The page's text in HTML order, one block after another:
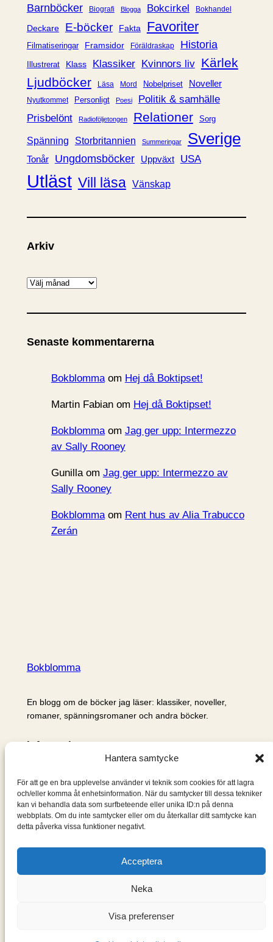
Hantera samtycke
För att ge en bra upplevelse använder vi teknik som cookies för att lagra
och/eller komma åt enhetsinformation. När du samtycker till dessa tekniker
kan vi behandla data som surfbeteende eller unika ID:n på denna
webbplats. Om du inte samtycker eller om du återkallar ditt samtycke kan
detta påverka vissa funktioner negativt.
Acceptera
Neka
Visa preferenser
r
i
Barnböcker Biografi Blogga Bokcirkel Bokhandel
Deckare E-böcker Fakta Favoriter
Filmatiseringar Framsidor Föräldraskap Historia
Illustrerat Klass Klassiker Kvinnors liv Kärlek
Ljudböcker
Läsa Mord Nobelpriset Noveller
Nyutkommet Personligt Poesi
Politik & samhälle
Prisbelönt
Radioföljetongen Relationer Sorg
Spänning Storbritannien Summeringar Sverige
Tonår Ungdomsböcker Uppväxt USA
Utläst Vill läsa Vänskap
Arkiv
A
k
v
Senaste kommentarerna
Bokblommaom Hej då Boktipset!
Martin Fabianom Hej då Boktipset!
Bokblommaom Jag ger upp: Intermezzo
av Sally Rooney
Gunillaom Jag ger upp: Intermezzo av
Sally Rooney
Bokblommaom Rent hus av Alia Trabucco
Zerán
Bokblomma
En blogg om de böcker jag läser: klassiker, noveller,
romaner, spänningsromaner och andra böcker.
Information
Om mig & om bloggen
S
ö
k
WordPress